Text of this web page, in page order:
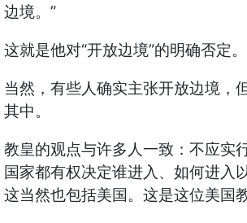
边境。 ”
这就是他对“开放边境”的明确否定。
当然，有些人确实主张开放边境，
其中。
教皇的观点与许多人一致：不应实
国家都有权决定谁进入、如何进入
这当然也包括美国。这是这位美国